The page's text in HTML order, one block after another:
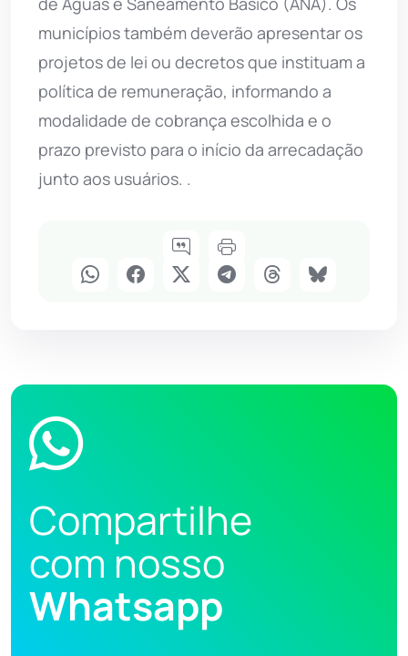
municípios também deverão apresentar os
projetos de lei ou decretos que instituam a
política de remuneração, informando a
modalidade de cobrança escolhida e o
prazo previsto para o início da arrecadação
junto aos usuários. .
Compartilhe
com nosso
Whatsapp